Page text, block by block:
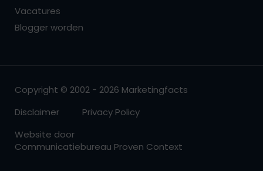
Vacatures
Blogger worden
Copyright © 2002 - 2026 Marketingfacts
Disclaimer
Privacy Policy
Website door
Communicatiebureau Proven Context